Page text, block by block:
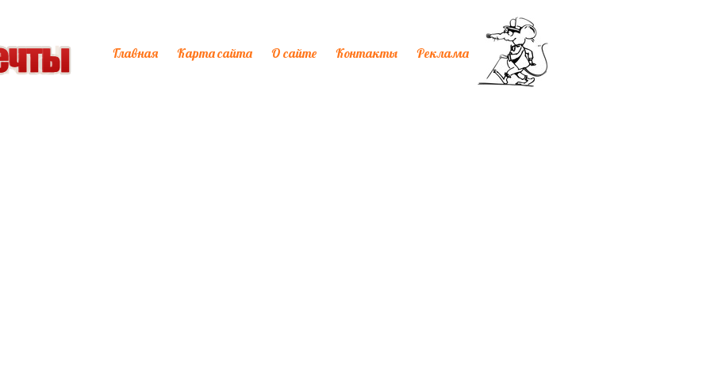
Главная Карта сайта О сайте Контакты Реклама